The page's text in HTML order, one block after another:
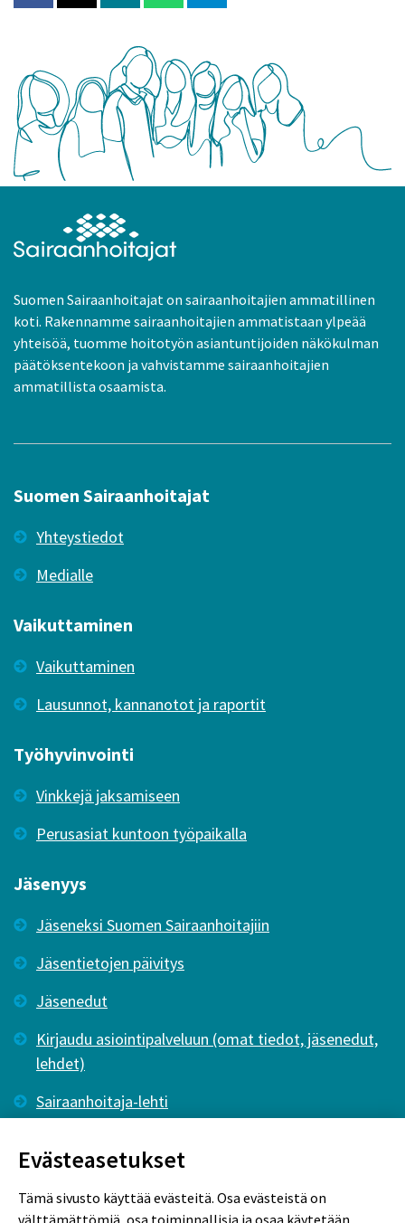
Suomen Sairaanhoitajat on sairaanhoitajien ammatillinen
koti. Rakennamme sairaanhoitajien ammatistaan ylpeää
yhteisöä, tuomme hoitotyön asiantuntijoiden näkökulman
päätöksentekoon ja vahvistamme sairaanhoitajien
ammatillista osaamista.
Suomen Sairaanhoitajat
Yhteystiedot
Medialle
Vaikuttaminen
Vaikuttaminen
Lausunnot, kannanotot ja raportit
Työhyvinvointi
Vinkkejä jaksamiseen
Perusasiat kuntoon työpaikalla
Jäsenyys
Jäseneksi Suomen Sairaanhoitajiin
Jäsentietojen päivitys
Jäsenedut
Kirjaudu asiointipalveluun (omat tiedot, jäsenedut,
lehdet)
Sairaanhoitaja-lehti
Evästeasetukset
Tämä sivusto käyttää evästeitä. Osa evästeistä on
välttämättömiä, osa toiminnallisia ja osaa käytetään